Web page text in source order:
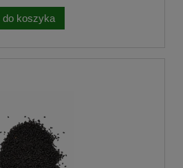
do koszyka